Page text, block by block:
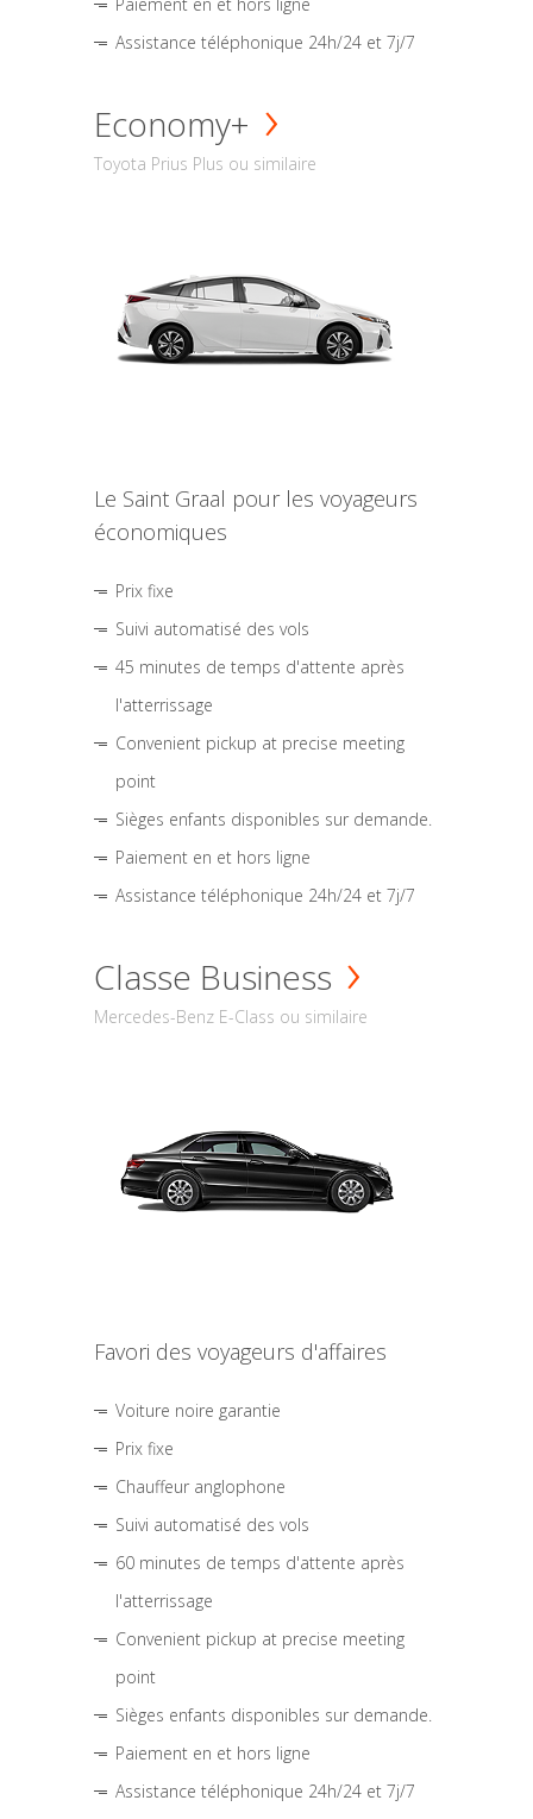
Assistance téléphonique 24h/24 et 7j/7
Economy+
Toyota Prius Plus ou similaire
Le Saint Graal pour les voyageurs
économiques
Prix fixe
Suivi automatisé des vols
45 minutes de temps d'attente après
l'atterrissage
Convenient pickup at precise meeting
point
Sièges enfants disponibles sur demande.
Paiement en et hors ligne
Assistance téléphonique 24h/24 et 7j/7
Classe Business
Mercedes-Benz E-Class ou similaire
Favori des voyageurs d'affaires
Voiture noire garantie
Prix fixe
Chauffeur anglophone
Suivi automatisé des vols
60 minutes de temps d'attente après
l'atterrissage
Convenient pickup at precise meeting
point
Sièges enfants disponibles sur demande.
Paiement en et hors ligne
Assistance téléphonique 24h/24 et 7j/7